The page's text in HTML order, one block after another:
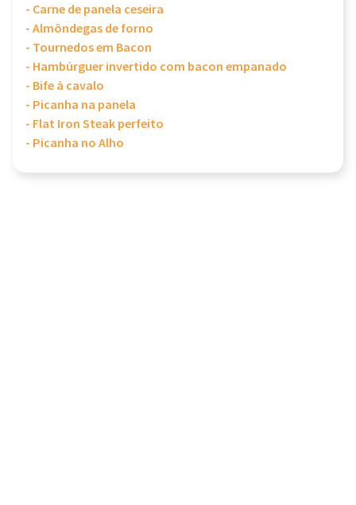
- Carne de panela ceseira
- Almôndegas de forno
- Tournedos em Bacon
- Hambúrguer invertido com bacon empanado
- Bife à cavalo
- Picanha na panela
- Flat Iron Steak perfeito
- Picanha no Alho